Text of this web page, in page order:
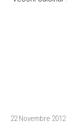
22 Novembre 2012